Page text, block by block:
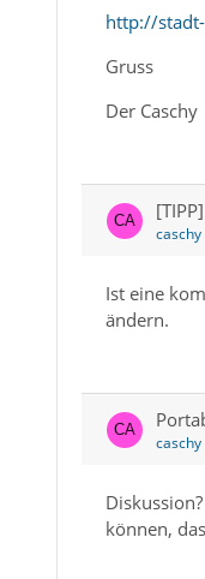
http://
Gruss
Der Caschy
caschy
Ist eine
ändern.
caschy
können,